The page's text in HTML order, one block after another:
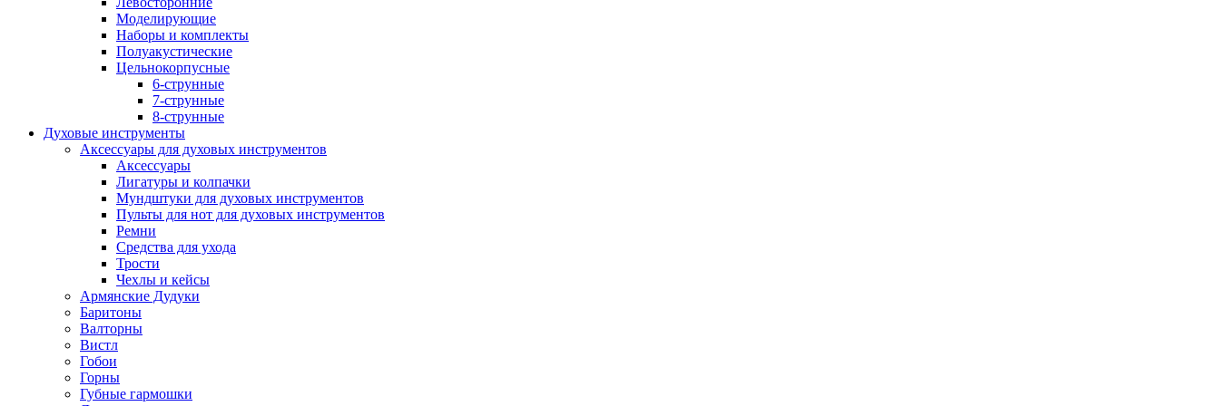
Моделирующие
Наборы и комплекты
Полуакустические
Цельнокорпусные
6-струнные
7-струнные
8-струнные
Духовые инструменты
Аксессуары для духовых инструментов
Аксессуары
Лигатуры и колпачки
Мундштуки для духовых инструментов
Пульты для нот для духовых инструментов
Ремни
Средства для ухода
Трости
Чехлы и кейсы
Армянские Дудуки
Баритоны
Валторны
Вистл
Гобои
Горны
Губные гармошки